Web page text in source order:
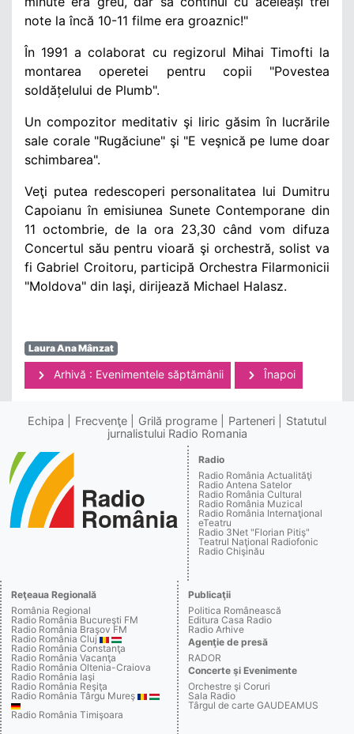
note la încă 10-11 filme era groaznic!"
În 1991 a colaborat cu regizorul Mihai Timofti la
montarea operetei pentru copii "Povestea
soldățelului de Plumb".
Un compozitor meditativ şi liric găsim în lucrările
sale corale "Rugăciune" şi "E veşnică pe lume doar
schimbarea".
Veţi putea redescoperi personalitatea lui Dumitru
Capoianu în emisiunea Sunete Contemporane din
11 octombrie, de la ora 23,30 când vom difuza
Concertul său pentru vioară şi orchestră, solist va
fi Gabriel Croitoru, participă Orchestra Filarmonicii
"Moldova" din Iaşi, dirijează Michael Halasz.
Laura Ana Mânzat
Arhivă : Evenimentele săptămânii Înapoi
Echipa Frecvenţe Grilă programe Parteneri
Statutul
jurnalistului Radio Romania
Radio
Radio România Actualităţi
Radio Antena Satelor
Radio România Cultural
Radio România Muzical
Radio România Internaţional
eTeatru
Radio 3Net "Florian Pitiş"
Teatrul Naţional Radiofonic
Radio Chişinău
Reţeaua Regională
România Regional
Radio România Bucureşti FM
Radio România Braşov FM
Radio România Cluj
Radio România Constanţa
Radio România Vacanţa
Radio România Oltenia-Craiova
Radio România Iaşi
Radio România Reşiţa
Radio România Târgu Mureş
Radio România Timişoara
Publicaţii
Politica Românească
Editura Casa Radio
Radio Arhive
Agenţie de presă
RADOR
Concerte şi Evenimente
Orchestre şi Coruri
Sala Radio
Târgul de carte GAUDEAMUS